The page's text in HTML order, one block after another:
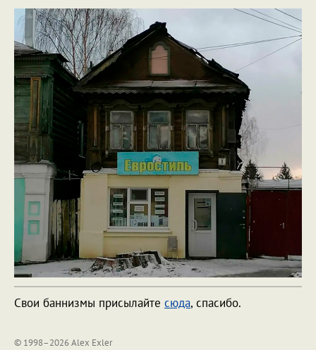
Свои баннизмы присылайте сюда, спасибо.
© 1998–2026 Alex Exler